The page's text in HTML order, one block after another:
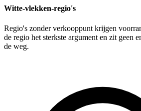
Witte-vlekken-regio's
Regio's zonder verkooppunt krijgen
de regio het sterkste argument en zit geen
de weg.